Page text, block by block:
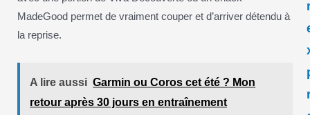
MadeGood permet de vraiment couper et d’arriver détendu à
la reprise.
A lire aussi Garmin ou Coros cet été ? Mon
retour après 30 jours en entraînement